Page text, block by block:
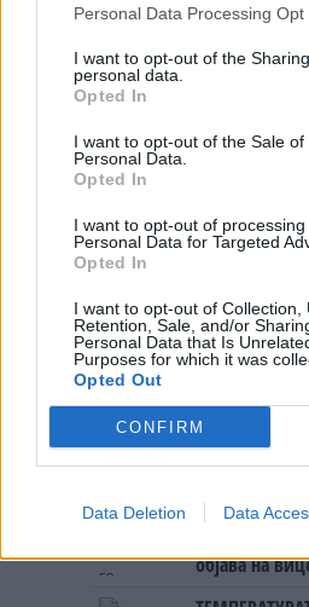
Personal Data Processing Opt
I want to opt-out of the
personal data.
Opted In
I want to opt-out of the Sale of
Personal Data.
Opted In
I want to opt-out of processing
Personal Data for Targeted
Opted In
I want to opt-out of Collection,
Retention, Sale, and/or
Personal Data that Is
Purposes for which it was
Opted Out
CONFIRM
Data Deletion Data
се
споменик,
Испаднало
ИСТОРИСКО
МАКЕДОНЦИТЕ
НАЦИОНАЛЕН
Ахмети кажа
СЛУШАМ,
ЗА ВОЕНИТЕ
УЧК...
УЛЦИЊ Е
објава на